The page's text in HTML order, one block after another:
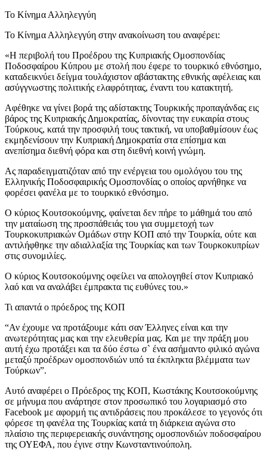
Το Κίνημα Αλληλεγγύη
Το Κίνημα Αλληλεγγύη στην ανακοίνωση του αναφέρει:
«Η περιβολή του Προέδρου της Κυπριακής Ομοσπονδίας
Ποδοσφαίρου Κύπρου με στολή που έφερε το τουρκικό εθνόσημο,
καταδεικνύει δείγμα τουλάχιστον αβάστακτης εθνικής αφέλειας και
ασύγγνωστης πολιτικής ελαφρότητας, έναντι του κατακτητή.
Αφέθηκε να γίνει βορά της αδίστακτης Τουρκικής προπαγάνδας εις
βάρος της Κυπριακής Δημοκρατίας, δίνοντας την ευκαιρία στους
Τούρκους, κατά την προσφιλή τους τακτική, να υποβαθμίσουν έως
εκμηδενίσουν την Κυπριακή Δημοκρατία στα επίσημα και
ανεπίσημα διεθνή φόρα και στη διεθνή κοινή γνώμη.
Ας παραδειγματιζόταν από την ενέργεια του ομολόγου του της
Ελληνικής Ποδοσφαιρικής Ομοσπονδίας ο οποίος αρνήθηκε να
φορέσει φανέλα με το τουρκικό εθνόσημο.
Ο κύριος Κουτσοκούμνης, φαίνεται δεν πήρε το μάθημά του από
την ματαίωση της προσπάθειάς του για συμμετοχή των
Τουρκοκυπριακών Ομάδων στην ΚΟΠ από την Τουρκία, ούτε και
αντιλήφθηκε την αδιαλλαξία της Τουρκίας και των Τουρκοκυπρίων
στις συνομιλίες.
Ο κύριος Κουτσοκούμνης οφείλει να απολογηθεί στον Κυπριακό
λαό και να αναλάβει έμπρακτα τις ευθύνες του.»
Τι απαντά ο πρόεδρος της ΚΟΠ
“Αν έχουμε να προτάξουμε κάτι σαν Έλληνες είναι και την
ανωτερότητας μας και την ελευθερία μας. Και με την πράξη μου
αυτή έχω προτάξει και τα δύο έστω σ` ένα ασήμαντο φιλικό αγώνα
μεταξύ προέδρων ομοσπονδιών υπό τα έκπληκτα βλέμματα των
Τούρκων”.
Αυτό αναφέρει ο Πρόεδρος της ΚΟΠ, Κωστάκης Κουτσοκούμνης
σε μήνυμα που ανάρτησε στον προσωπικό του λογαριασμό στο
Facebook με αφορμή τις αντιδράσεις που προκάλεσε το γεγονός ότι
φόρεσε τη φανέλα της Τουρκίας κατά τη διάρκεια αγώνα στο
πλαίσιο της περιφερειακής συνάντησης ομοσπονδιών ποδοσφαίρου
της ΟΥΕΦΑ, που έγινε στην Κωνσταντινούπολη.